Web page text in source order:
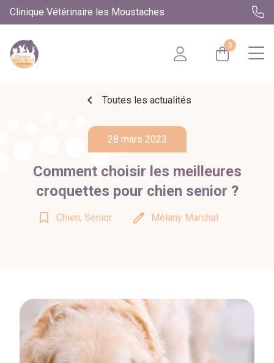
Clinique Vétérinaire les Moustaches
0
chevron_left Toutes les actualités
28 mars 2023
Comment choisir les meilleures
croquettes pour chien senior ?
bookmark_border
Chien, Senior edit Mélany Marchal